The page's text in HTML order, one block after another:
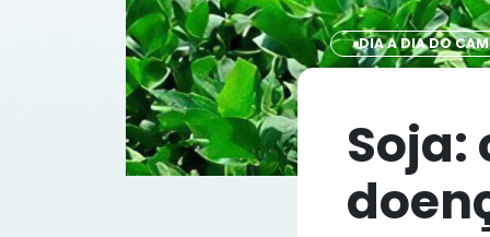
DIA A DIA DO
Soja: